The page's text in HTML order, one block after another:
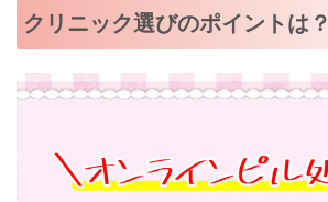
クリニック選びのポイントは？